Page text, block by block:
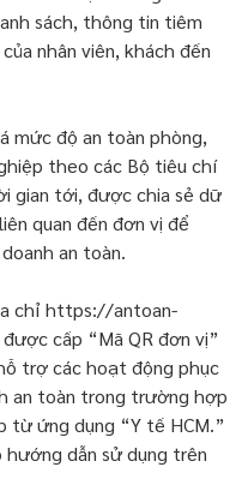
sách, thông tin tiêm
nhân viên, khách đến
mức độ an toàn phòng,
theo các Bộ tiêu chí
gian tới, được chia sẻ dữ
quan đến đơn vị để
an toàn.
chỉ https://antoan-
cấp “Mã QR đơn vị”
trợ các hoạt động phục
an toàn trong trường hợp
từ ứng dụng “Y tế HCM.”
hướng dẫn sử dụng trên